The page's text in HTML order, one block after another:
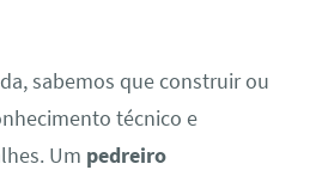
sabemos que construir ou
técnico e
Um pedreiro